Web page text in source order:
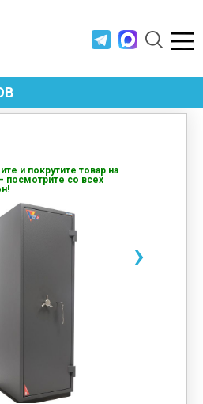
МЕБЕЛЬ
СТЕЛЛАЖИ
МЕБЕЛЬ
и покрутите товар на
посмотрите со всех
›